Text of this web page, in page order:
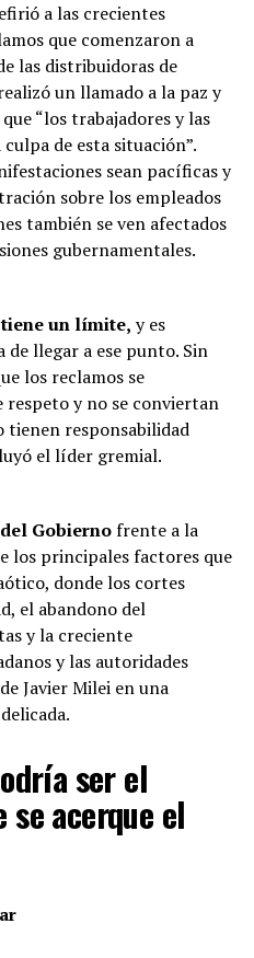
a las crecientes
que comenzaron a
las distribuidoras de
un llamado a la paz y
“los trabajadores y las
de esta situación”.
sean pacíficas y
sobre los empleados
también se ven afectados
gubernamentales.
un límite, y es
de llegar a ese punto. Sin
los reclamos se
respeto y no se conviertan
tienen responsabilidad
el líder gremial.
Gobiernofrente a la
los principales factores que
donde los cortes
el abandono del
y la creciente
y las autoridades
Javier Milei en una
ser el
se acerque el